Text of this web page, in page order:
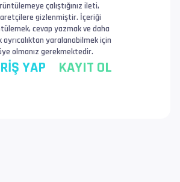
çalıştığınız ileti,
gizlenmiştir. İçeriği
cevap yazmak ve daha
ayrıcalıktan yaralanabilmek için
olmanız gerekmektedir.
YAP KAYIT OL